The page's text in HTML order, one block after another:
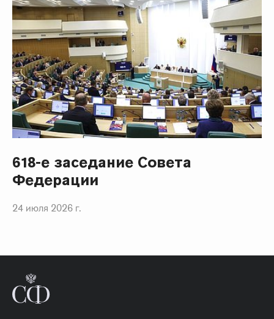
618-е заседание Совета
Федерации
24 июля 2026 г.